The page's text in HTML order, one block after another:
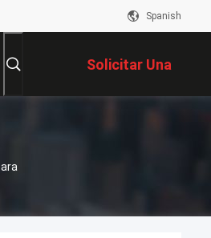
Spanish
Solicitar Una
Cotización